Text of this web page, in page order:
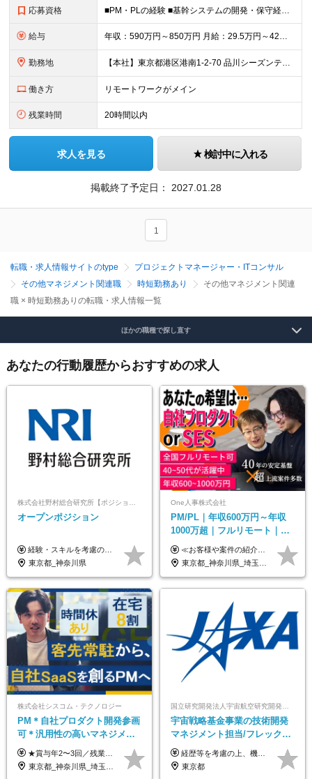
応募資格 ■PM・PLの経験 ■基幹システムの開発・保守経験 ■学歴不問 ＜身に付く技術スキルはこちら＞ ●業務要件定義スキル ●プロジェクトマネジメントスキル ●販売管理業務スキル ●財務会計業務スキル ●
給与 年収：590万円～850万円 月給：29.5万円～42万円（月給＝基本給） ※残業代は全額支給します ※試用期間3ヵ月あり。期間中、給与・待遇などに差異はありません
勤務地 【本社】東京都港区港南1-2-70 品川シーズンテラス24F ・転勤の可能性：なし ※屋内禁煙（オフィスビル内の別フロアに、喫煙専用スペース複数箇所あり）
働き方 リモートワークがメイン
残業時間 20時間以内
求人を見る 検討中に入れる
掲載終了予定日： 2027.01.28
1
転職・求人情報サイトのtype
プロジェクトマネージャー・ITコンサル
その他マネジメント関連職
時短勤務あり
その他マネジメント関連
職 × 時短勤務ありの転職・求人情報一覧
ほかの職種で探し直す
あなたの行動履歴からおすすめの求人
株式会社野村総合研究所【ポジションマッチ登録】
オープンポジション
経験・スキルを考慮の上、決定します。
東京都_神奈川県
One人事株式会社
PM/PL｜年収600万円～年収
1000万超｜フルリモート｜
SIerへの変革期をリード＆自
社サービス
≪お客様や案件の紹介によりインセンティブを支給！≫ 月給40万円以上＋賞与年2回＋インセンティブ ◎経験やスキルを考慮の上、優遇します ◎上記月給は固定残業代月45時間分(月額9万1040円以上)を含みます。超過した場合は全額追加支給します ◎試用期間3カ月あり(給与や福利厚生等は同じです) ＜年収例＞ 36歳／PL（元SE）／580万円 / 官公庁向けWebシステム開発 ※メンバーから2年でPLへ昇格 41歳／SL／616万円 / メーカー向けWebサイト開発 46歳／PL／742万円 / 金融情報連携システム開発 52歳 / PM / 952万円 / 信販システムの再構築 55歳 / PM / 910万円 / 製造業向け基盤構築開発
東京都_神奈川県_埼玉県_千葉県_大阪府_愛知県_北海道_青森県_岩手県_宮城県_秋田県_山形県_福島県_茨城県_栃木県_群馬県_新潟県_山梨県_長野県_富山県_石川県_福井県_静岡県_岐阜県_三重県_兵庫県_京都府_滋賀県_奈良県_和歌山県_広島県_岡山県_鳥取県_島根県_山口県_徳島県_香川県_愛媛県_高知県_福岡県_熊本県_佐賀県_長崎県_大分県_宮崎県_鹿児島県_沖縄県
株式会社シスコム・テクノロジー
PM＊自社プロダクト開発参画
可＊汎用性の高いマネジメン
トスキル＊年収1000万以上可
★賞与年2〜3回／残業代全額支給／子ども手当（月1万円）／誕生日手当（年1回1万円）★ ＜初年度の想定年収:600万円～800万円＞ 月給50万7000円～70万4000円＋賞与年2回＋決算賞与 ※経験・能力を考慮のうえ決定します。 ※専門性を高めながらチームを牽引する「プロジェクト推進力」を高く評価し、給与へダイレクトに反映します。 ※試用期間6ヶ月（待遇変動なし） 年収800万円以上も⽬指せます。 経験・スキル・前職給与を最大限に考慮し、 ご納得いただける条件を提示します。 【賞与】 年2〜3回支給（7月・12月＋業績により決算賞与） 当社では、目の前の案件による固定報酬だけが評価の全てではありません。 メンバー育成、現場でのポジション拡大、 ナレッジの共有、そして組織づくりへの参画など、 「会社への貢献度（ビジネスプロセス）」 を昇給・賞与へダイレクトに反映しています。 専門性を高める「技術」と、チームを前進させる「プロジェクト推進」。 この両輪を回すことで、確かなスキル成長と年収アップを同時に実現できる環境です。
東京都_神奈川県_埼玉県_千葉県
宇宙戦略基金事業の技術開発
マネジメント担当/フレックス
制/リモート活用/異業種出身者
歓迎/国家プロジェクト
経歴等を考慮の上、機構の規定により決定します。 ＜大学卒業後、正規社員として民間企業に3年勤務した場合＞ ・月給30万円以上 ・年収470万円以上 年収概算を試算する場合は以下をご確認ください。 https://www.jaxa.jp/about/employ/trial_j.html ■昇給年1回、賞与年2回 ■諸手当（住居手当、通勤手当他） ■退職金制度あり ※年収470万円～ ※超過勤務分は別途支給します。 ※6ヶ月の試用期間あり。その間の待遇・給与に差異はありません。
東京都